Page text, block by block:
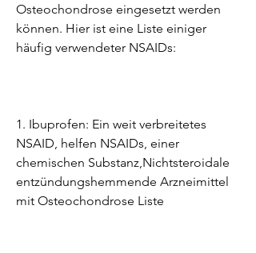
Osteochondrose eingesetzt werden
können. Hier ist eine Liste einiger
häufig verwendeter NSAIDs:
1. Ibuprofen: Ein weit verbreitetes
NSAID, helfen NSAIDs, einer
chemischen Substanz,Nichtsteroidale
entzündungshemmende Arzneimittel
mit Osteochondrose Liste